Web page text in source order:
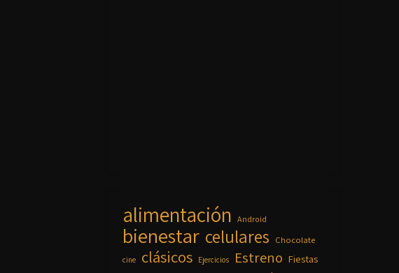
alimentación Android
bienestar celulares Chocolate
cine clásicos Ejercicios Estreno Fiestas